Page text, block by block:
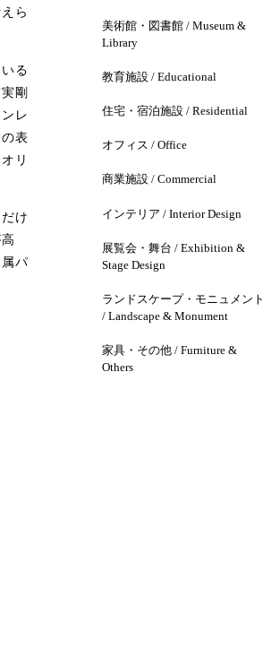
ら
る
剛
レ
表
リ
け
パ
美術館・図書館 / Museum &
Library
教育施設 / Educational
住宅・宿泊施設 / Residential
オフィス / Office
商業施設 / Commercial
インテリア / Interior Design
展覧会・舞台 / Exhibition &
Stage Design
ランドスケープ・モニュメント
/ Landscape & Monument
家具・その他 / Furniture &
Others